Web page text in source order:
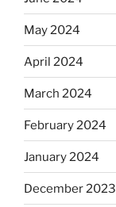
May 2024
April 2024
March 2024
February 2024
January 2024
December 2023